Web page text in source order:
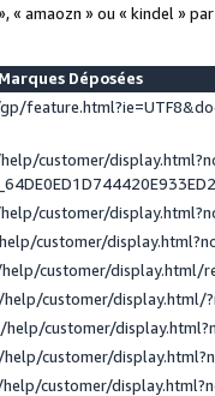
« amaozn » ou « kindel »
Déposées
customer/
customer/
customer/
customer/display.html/
customer/display.html/
customer/
customer/
customer/